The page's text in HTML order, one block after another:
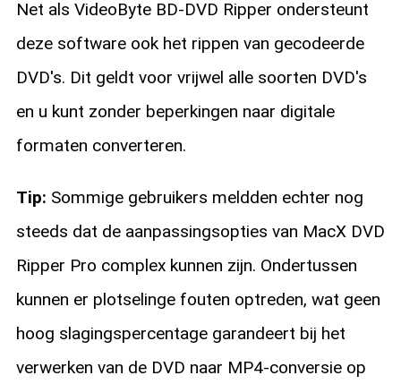
Net als VideoByte BD-DVD Ripper ondersteunt
deze software ook het rippen van gecodeerde
DVD's. Dit geldt voor vrijwel alle soorten DVD's
en u kunt zonder beperkingen naar digitale
formaten converteren.
Tip: Sommige gebruikers meldden echter nog
steeds dat de aanpassingsopties van MacX DVD
Ripper Pro complex kunnen zijn. Ondertussen
kunnen er plotselinge fouten optreden, wat geen
hoog slagingspercentage garandeert bij het
verwerken van de DVD naar MP4-conversie op